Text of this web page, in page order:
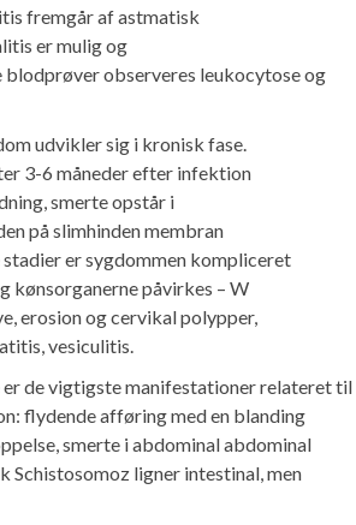
fremgår af astmatisk
er mulig og
observeres leukocytose og
udvikler sig i kronisk fase.
3-6 måneder efter infektion
smerte opstår i
på slimhinden membran
er sygdommen kompliceret
kønsorganerne påvirkes – W
erosion og cervikal polypper,
vesiculitis.
de vigtigste manifestationer relateret til
flydende afføring med en blanding
smerte i abdominal abdominal
Schistosomoz ligner intestinal, men